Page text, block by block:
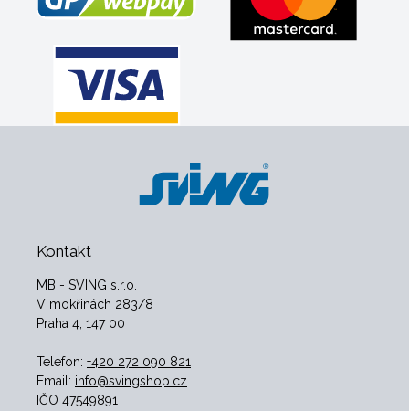
Kontakt
MB - SVING s.r.o.
V mokřinách 283/8
Praha 4, 147 00
Telefon: +420 272 090 821
Email: info@svingshop.cz
IČO 47549891